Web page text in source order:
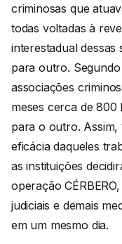
criminosas que
todas voltadas à
interestadual dessas
para outro.
associações
meses cerca de 800
para o outro. Assim,
eficácia daqueles
as instituições
operação
judiciais e demais
em um mesmo dia.